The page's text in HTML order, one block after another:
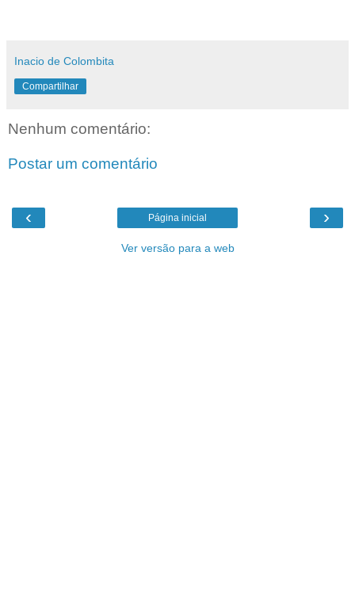
Inacio de Colombita
Compartilhar
Nenhum comentário:
Postar um comentário
‹ ›
Página inicial
Ver versão para a web